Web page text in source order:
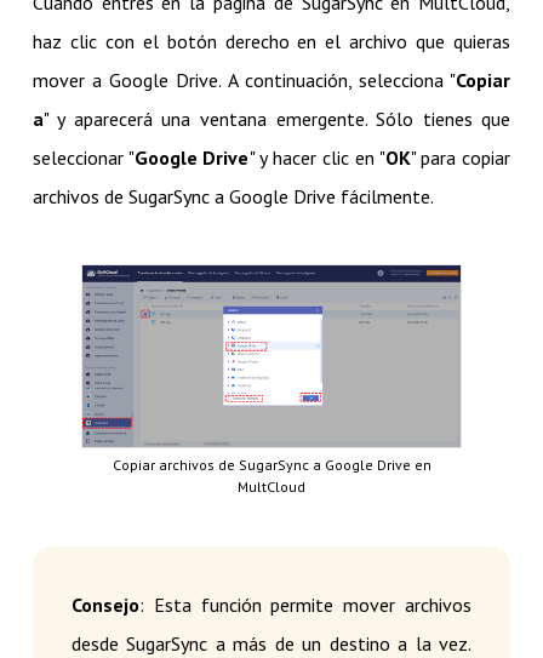
haz clic con el botón derecho en el archivo que quieras
mover a Google Drive. A continuación, selecciona "Copiar
a" y aparecerá una ventana emergente. Sólo tienes que
seleccionar "Google Drive" y hacer clic en "OK" para copiar
archivos de SugarSync a Google Drive fácilmente.
Copiar archivos de SugarSync a Google Drive en
MultCloud
Consejo: Esta función permite mover archivos
desde SugarSync a más de un destino a la vez.